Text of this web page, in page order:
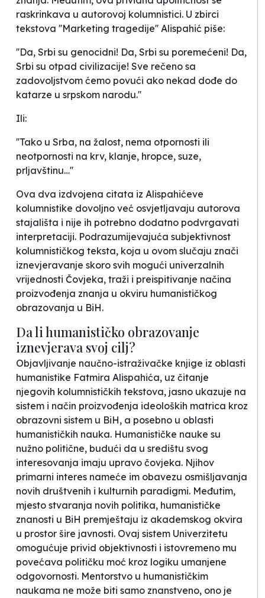
raskrinkava u autorovoj kolumnistici. U zbirci
tekstova ''Marketing tragedije'' Alispahić piše:
''Da, Srbi su genocidni! Da, Srbi su poremećeni! Da,
Srbi su otpad civilizacije! Sve rečeno sa
zadovoljstvom ćemo povući ako nekad dođe do
katarze u srpskom narodu.''
Ili:
''Tako u Srba, na žalost, nema otpornosti ili
neotpornosti na krv, klanje, hropce, suze,
prljavštinu…''
Ova dva izdvojena citata iz Alispahićeve
kolumnistike dovoljno već osvjetljavaju autorova
stajališta i nije ih potrebno dodatno podvrgavati
interpretaciji. Podrazumijevajuća subjektivnost
kolumnističkog teksta, koja u ovom slučaju znači
iznevjeravanje skoro svih mogući univerzalnih
vrijednosti Čovjeka, traži i preispitivanje načina
proizvođenja znanja u okviru humanističkog
obrazovanja u BiH.
Da li humanističko obrazovanje
iznevjerava svoj cilj?
Objavljivanje naučno-istraživačke knjige iz oblasti
humanistike Fatmira Alispahića, uz čitanje
njegovih kolumnističkih tekstova, jasno ukazuje na
sistem i način proizvođenja ideoloških matrica kroz
obrazovni sistem u BiH, a posebno u oblasti
humanističkih nauka. Humanističke nauke su
nužno politične, budući da u središtu svog
interesovanja imaju upravo čovjeka. Njihov
primarni interes nameće im obavezu osmišljavanja
novih društvenih i kulturnih paradigmi. Međutim,
mjesto stvaranja novih politika, humanističke
znanosti u BiH premještaju iz akademskog okvira
u prostor šire javnosti. Ovaj sistem Univerzitetu
omogućuje privid objektivnosti i istovremeno mu
povećava političku moć kroz logiku umanjene
odgovornosti. Mentorstvo u humanističkim
naukama ne može biti samo znanstveno, ono je